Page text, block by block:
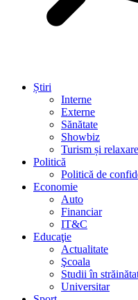
Știri
Interne
Externe
Sănătate
Showbiz
Turism și relaxare
Politică
Politică de
Economie
Auto
Financiar
IT&C
Educaţie
Actualitate
Şcoala
Studii în
Universitar